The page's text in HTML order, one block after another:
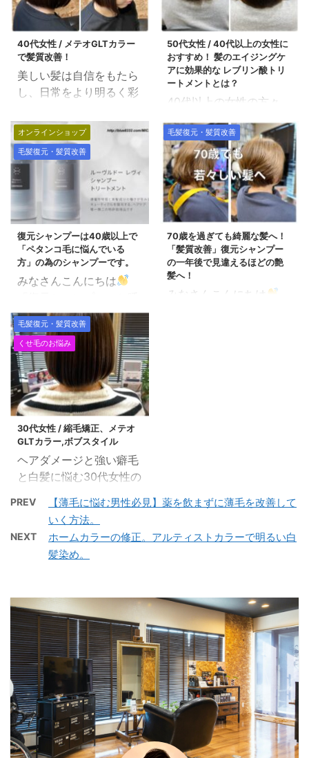
40代女性 / メテオGLTカラー
で髪質改善！
美しい髪は自信をもたら
し、日常をより明るく彩
髪質を改善しながらカラ
ーリングできる「メテオ
GLTカラー」についてご
紹介します。 1. メテオ
GLTカラーとは: メテオ
GLTカラーとは、通常の
ヘアカラーとは異なり、
G（グリオキシル酸）
L（レブリン酸）を配合
したトリートメントを カ
ラー剤に調合する髪質改
シル酸、レブリン酸の酸
熱効果により、毛髪内部
のアミノ酸の結合を促す
ことで、 より綺麗な質感
のヘアカラーを実現しま
す。 2. 髪質改善カラー
のメリット: ダメージが
少 ...
50代女性 / 40代以上の女性に
おすすめ！ 髪のエイジングケ
アに効果的な レブリン酸トリ
ートメントとは？
40代以上の女性の方々
についてお伝えします。
ダメージ毛やカラーダメ
ージでお悩みの方には、
特におすすめです。 レ
ブリン酸トリートメント
の特徴 年齢を重ねると、
髪もエイジングしてツヤ
や艶感が失われますよ
ね。 そんなエイジング毛
やダメージ毛に効果的な
オンラインショップ
毛髪復元・髪質改善
復元シャンプーは40歳以上で
「ペタンコ毛に悩んでいる
方」の為のシャンプーです。
みなさんこんにちは
ばれる「レヴィ・シャン
プー＆トリートメント」
の紹介です。 一年以上、
自分も使用しています
し、沢山のお客さんにも
ご愛用いただいているヘ
アケア剤です。 復元シャ
ンプーは40歳以上で「ペ
タンコ毛に悩んでいる
方」の為のシャンプーで
す。 こんなお悩みの方に
は効果絶大！ 髪の毛が薄
く感じる。 トップにボリ
ュームをだす為にパーマ
をかけている。 髪に艶が
ない。 髪にパサつく、
当に髪をよくする」ステ
ップ解説 step1皮膜など
を除去し素髪に ...
毛髪復元・髪質改善
70歳を過ぎても綺麗な髪へ！
「髪質改善」復元シャンプー
の一年後で見違えるほどの艶
髪へ！
みなさんこんにちは
今日はウチの母親（72
に美容師がいながら、切
の母親の悩みといえば、
ご飯つくりたくない。 孫
の面倒み ...
毛髪復元・髪質改善
くせ毛のお悩み
30代女性 / 縮毛矯正、メテオ
GLTカラー,ボブスタイル
ヘアダメージと強い癖毛
と白髪に悩む30代女性の
忙しくて前回からかなり
時間が空いたので、一気
に綺麗にしていきます。
縮毛矯正とカラーです。
と、メテオGLTカラーで
髪質改善をしながら くせ
毛と白髪のお悩みを解決
していきます。 メテオ
GLTの髪質改善効果で艶
と手触りがかなりいい感
じですね。
PREV
【薄毛に悩む男性必見】薬を飲まずに薄毛を改善して
いく方法。
NEXT
ホームカラーの修正。アルティストカラーで明るい白
髪染め。